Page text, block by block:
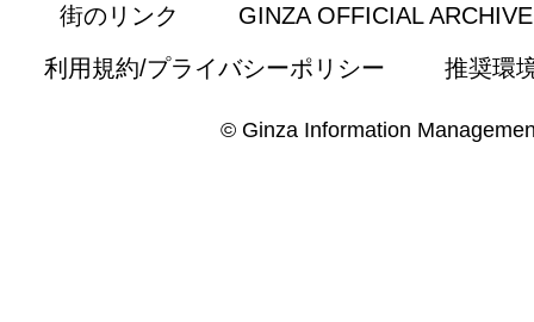
街のリンク
GINZA OFFICIAL
利用規約/プライバシーポリシー
推奨環
© Ginza Information